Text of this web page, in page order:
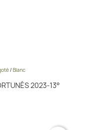
/Blanc
2023-13°